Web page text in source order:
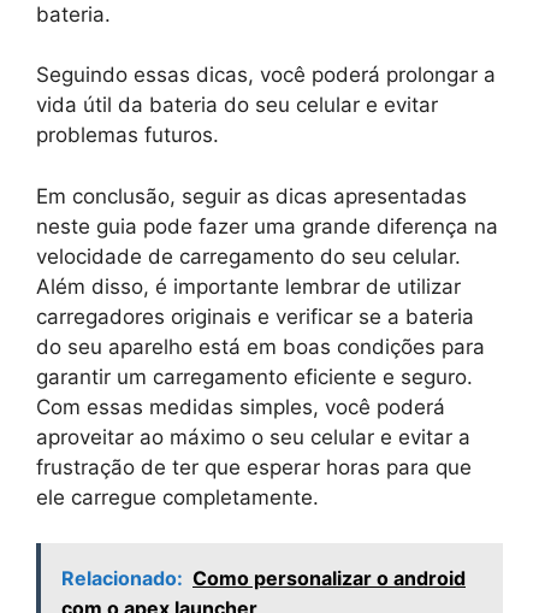
bateria.
Seguindo essas dicas, você poderá prolongar a
vida útil da bateria do seu celular e evitar
problemas futuros.
Em conclusão, seguir as dicas apresentadas
neste guia pode fazer uma grande diferença na
velocidade de carregamento do seu celular.
Além disso, é importante lembrar de utilizar
carregadores originais e verificar se a bateria
do seu aparelho está em boas condições para
garantir um carregamento eficiente e seguro.
Com essas medidas simples, você poderá
aproveitar ao máximo o seu celular e evitar a
frustração de ter que esperar horas para que
ele carregue completamente.
Relacionado: Como personalizar o android